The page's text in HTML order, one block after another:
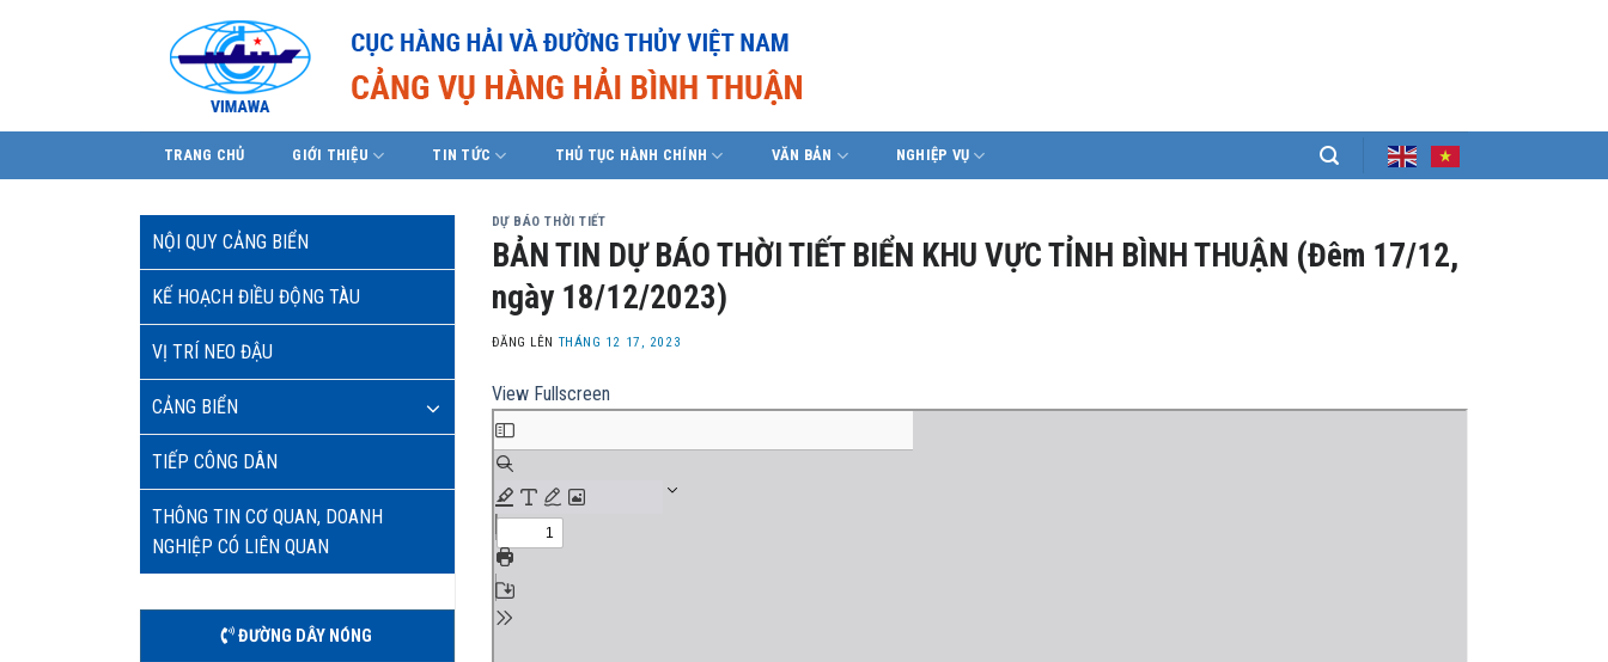
TRANG CHỦ GIỚI THIỆU TIN TỨC THỦ TỤC HÀNH CHÍNH VĂN BẢN NGHIỆP VỤ
NỘI QUY CẢNG BIỂN
KẾ HOẠCH ĐIỀU ĐỘNG TÀU
VỊ TRÍ NEO ĐẬU
CẢNG BIỂN
TIẾP CÔNG DÂN
THÔNG TIN CƠ QUAN, DOANH
NGHIỆP CÓ LIÊN QUAN
ĐƯỜNG DÂY NÓNG
DỰ BÁO THỜI TIẾT
BẢN TIN DỰ BÁO THỜI TIẾT BIỂN KHU VỰC TỈNH BÌNH THUẬN (Đêm 17/12,
ngày 18/12/2023)
ĐĂNG LÊN THÁNG 12 17, 2023
View Fullscreen